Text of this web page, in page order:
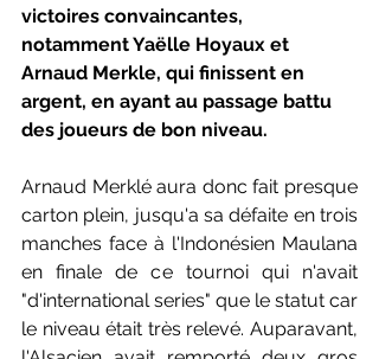
victoires convaincantes,
notamment Yaëlle Hoyaux et
Arnaud Merkle, qui finissent en
argent, en ayant au passage battu
des joueurs de bon niveau.
Arnaud Merklé aura donc fait presque
carton plein, jusqu'a sa défaite en trois
manches face à l'Indonésien Maulana
en finale de ce tournoi qui n'avait
"d'international series" que le statut car
le niveau était très relevé. Auparavant,